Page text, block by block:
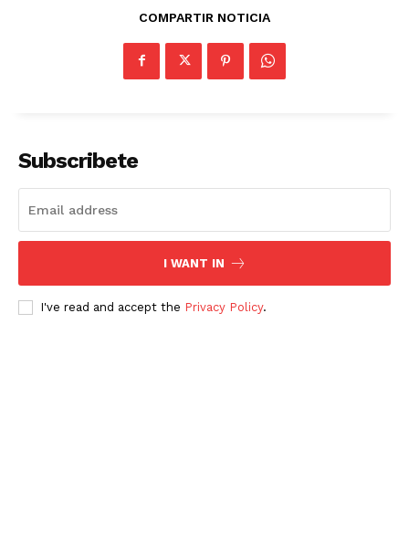
COMPARTIR NOTICIA
Subscribete
I WANT IN
I've read and accept the Privacy Policy.